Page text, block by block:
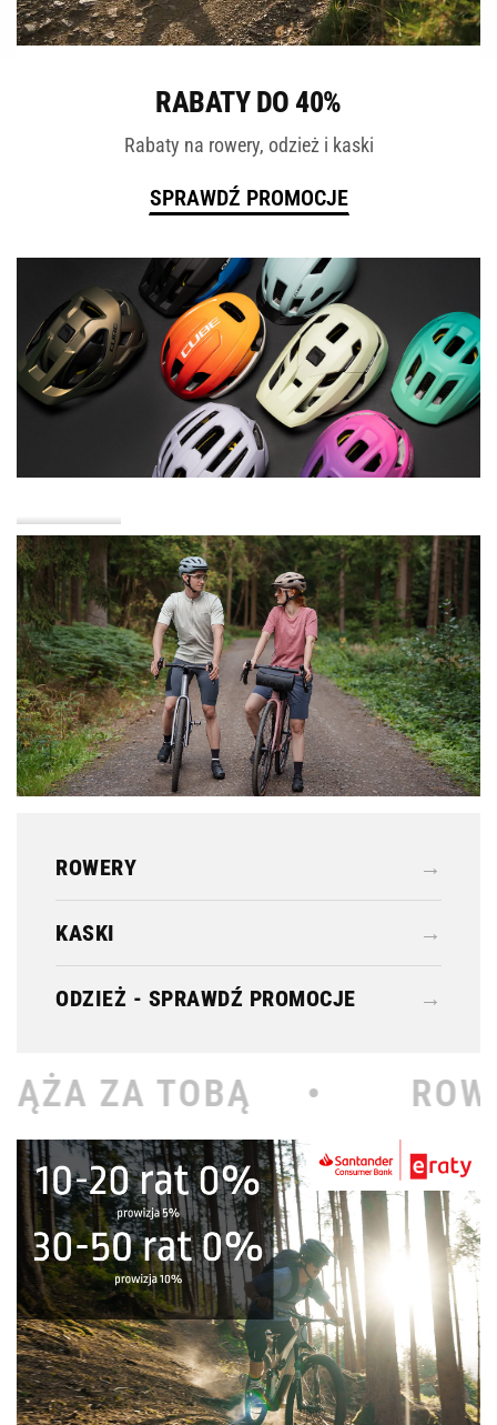
RABATY DO 40%
Rabaty na rowery, odzież i kaski
SPRAWDŹ PROMOCJE
ROWERY →
KASKI →
ODZIEŻ - SPRAWDŹ PROMOCJE →
• ROWEROWY